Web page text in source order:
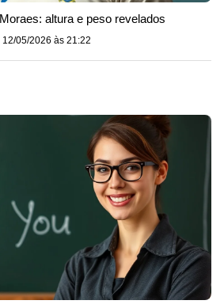
altura e peso revelados
12/05/2026 às 21:22